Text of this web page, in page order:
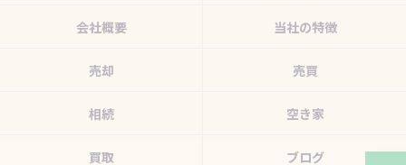
会社概要 当社の特徴
売却 売買
相続 空き家
買取 ブログ